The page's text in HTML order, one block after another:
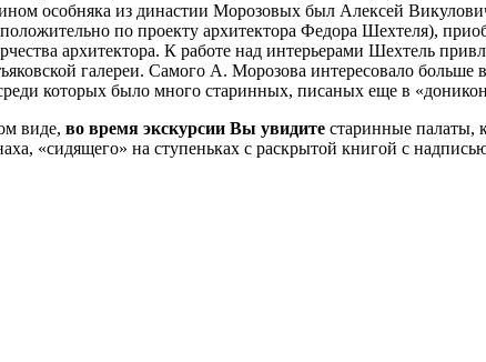
особняка из династии Морозовых был Алексей
по проекту архитектора Федора Шехтеля),
архитектора. К работе над интерьерами Шехтель
галереи. Самого А. Морозова интересовало больше
которых было много старинных, писаных еще в
виде, во время экскурсии Вы увидите старинные палаты,
«сидящего» на ступеньках с раскрытой книгой с